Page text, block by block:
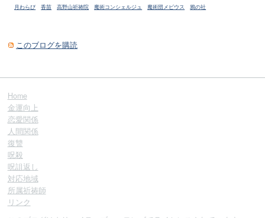
月わらび
香苗 高野山祈祷院 魔術コンシェルジュ 魔術団メビウス 鴉の社
このブログを購読
Home
金運向上
恋愛関係
人間関係
復讐
呪殺
呪詛返し
対応地域
所属祈祷師
リンク